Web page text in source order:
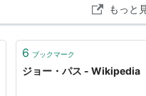
もっと
6 ブックマーク
ジョー・パス - Wikipedia